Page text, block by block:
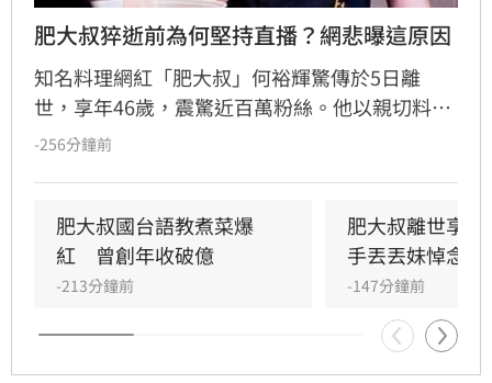
肥大叔猝逝前為何堅持直播？網悲曝這原因
知名料理網紅「肥大叔」何裕輝驚傳於5日離
世，享年46歲，震驚近百萬粉絲。他以親切料理
教學及堅持品質的創業理念聞名，從更生人翻轉
讓網友鼻酸。肥大叔曾坦言創業初期以健康換事
業，高強度直播成為日常。粉絲紛紛留言悼念，
感謝他作為廚藝啟蒙，並對其猝逝感到遺憾。儘
管確切死因未明，但他認真生活、視粉絲為重的
精神，將永遠留在支持者的心中。
-256分鐘前
肥大叔國台語教煮菜爆
紅　曾創年收破億
-213分鐘前
肥大叔離世享
手丟丟妹悼念發
-147分鐘前